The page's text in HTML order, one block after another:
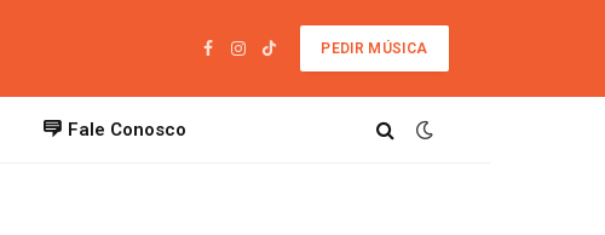
Facebook
Instagram
TikTok
PEDIR MÚSICA
Fale Conosco